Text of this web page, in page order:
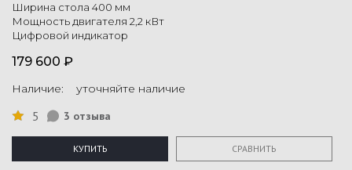
Ширина стола 400 мм
Мощность двигателя 2,2 кВт
Цифровой индикатор
179 600 ₽
Наличие: уточняйте наличие
5 3 отзыва
КУПИТЬ СРАВНИТЬ